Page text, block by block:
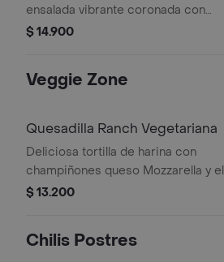
ensalada vibrante coronada con
crujientes tiritas de tortilla.
$ 14.900
Veggie Zone
Quesadilla Ranch Vegetariana
Deliciosa tortilla de harina con
champiñones queso Mozzarella y el
toque único de salsa Ranch y Santa
$ 13.200
Chilis Postres